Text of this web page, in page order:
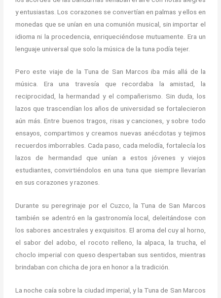
y entusiastas. Los corazones se convertían en palmas y ellos en
monedas que se unían en una comunión musical, sin importar el
idioma ni la procedencia, enriqueciéndose mutuamente. Era un
lenguaje universal que solo la música de la tuna podía tejer.
Pero este viaje de la Tuna de San Marcos iba más allá de la
música. Era una travesía que recordaba la amistad, la
reciprocidad, la hermandad y el compañerismo. Sin duda, los
lazos que trascendían los años de universidad se fortalecieron
aún más. Entre buenos tragos, risas y canciones, y sobre todo
ensayos, compartimos y creamos nuevas anécdotas y tejimos
recuerdos imborrables. Cada paso, cada melodía, fortalecía los
lazos de hermandad que unían a estos jóvenes y viejos
estudiantes, convirtiéndolos en una tuna que siempre llevarían
en sus corazones y razones.
Durante su peregrinaje por el Cuzco, la Tuna de San Marcos
también se adentró en la gastronomía local, deleitándose con
los sabores ancestrales y exquisitos. El aroma del cuy al horno,
el sabor del adobo, el rocoto relleno, la alpaca, la trucha, el
choclo imperial con queso despertaban sus sentidos, mientras
brindaban con chicha de jora en honor a la tradición.
La noche caía sobre la ciudad imperial, y la Tuna de San Marcos